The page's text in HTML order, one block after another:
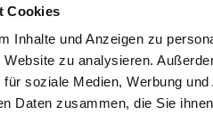
Cookies
Inhalte und Anzeigen zu
zu analysieren.
soziale Medien, Werbung
Daten zusammen, die Sie